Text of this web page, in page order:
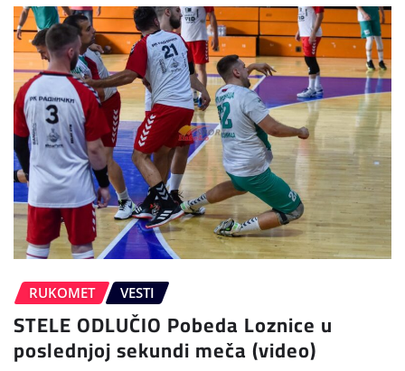
RUKOMET VESTI
STELE ODLUČIO Pobeda Loznice u
poslednjoj sekundi meča (video)